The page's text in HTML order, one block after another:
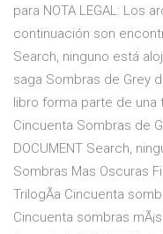
para NOTA LEGAL: Los
continuación son
Search, ninguno está
saga Sombras de Grey
libro forma parte de
Cincuenta Sombras de
DOCUMENT Search,
Sombras Mas Oscuras
TrilogÃa Cincuenta
Cincuenta sombras